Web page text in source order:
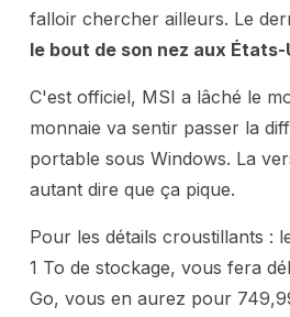
falloir chercher ailleurs. Le
le bout de son nez aux États-
C'est officiel, MSI a lâché le
monnaie va sentir passer la
portable sous Windows. La
autant dire que ça pique.
Pour les détails croustillants :
1 To de stockage, vous fera
Go, vous en aurez pour